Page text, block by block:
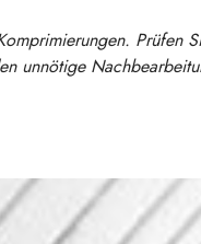
Prüfen
unnötige